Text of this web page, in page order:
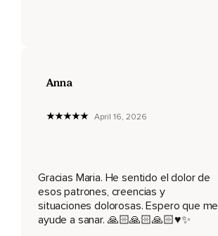
Cada molécula,
Tu cerebro,
Que ilumine tu glándula pineal,
Tus ojos,
Anna
April 16, 2026
Gracias Maria. He sentido el dolor de
esos patrones, creencias y
situaciones dolorosas. Espero que me
ayude a sanar. 🙏🏻🙏🏻🙏🏻♥️✨